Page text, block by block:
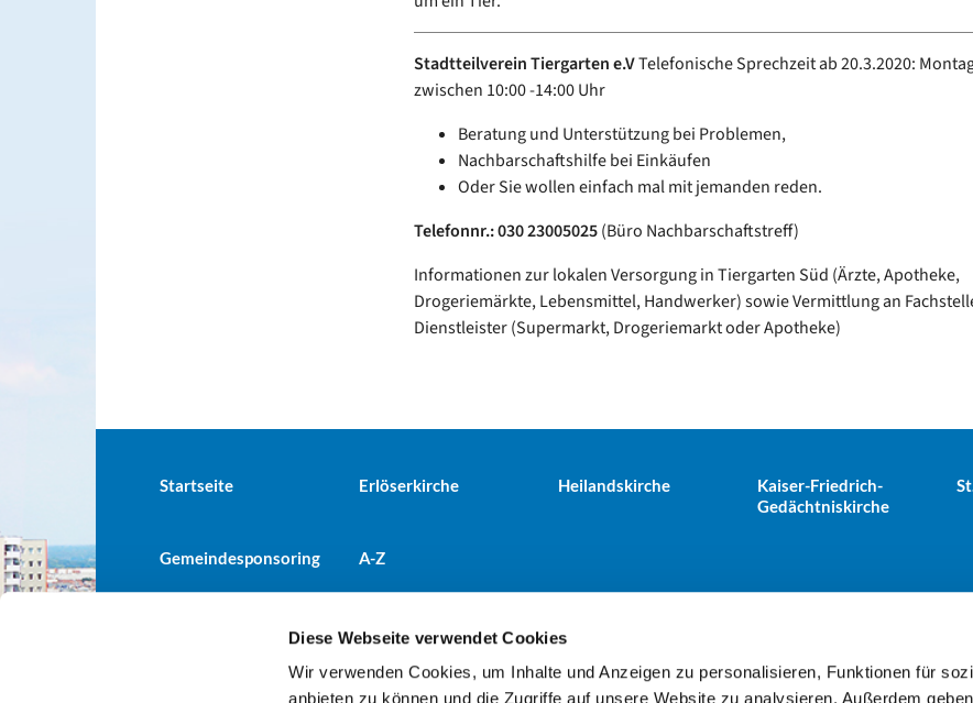
Diese Webseite verwendet Cookies
Wir verwenden Cookies, um Inhalte und Anzeigen zu personalisieren, Funktionen für
anbieten zu können und die Zugriffe auf unsere Website zu analysieren. Außerdem
Stadtteilverein Tiergarten e.VTelefonische Sprechzeit ab 20.3.2020:
zwischen 10:00 -14:00 Uhr
Beratung und Unterstützung bei Problemen,
Nachbarschaftshilfe bei Einkäufen
Oder Sie wollen einfach mal mit jemanden reden.
Telefonnr.: 030 23005025(Büro Nachbarschaftstreff)
Informationen zur lokalen Versorgung in Tiergarten Süd (Ärzte, Apotheke,
Drogeriemärkte, Lebensmittel, Handwerker) sowie Vermittlung an
Dienstleister (Supermarkt, Drogeriemarkt oder Apotheke)
Startseite Erlöserkirche Heilandskirche
Kaiser-Friedrich-
Gedächtniskirche
Gemeindesponsoring A-Z
Evangelische Kirchengemeinde Tiergarten · Alt-Moabit 25, 10559 Berlin+49303943498 